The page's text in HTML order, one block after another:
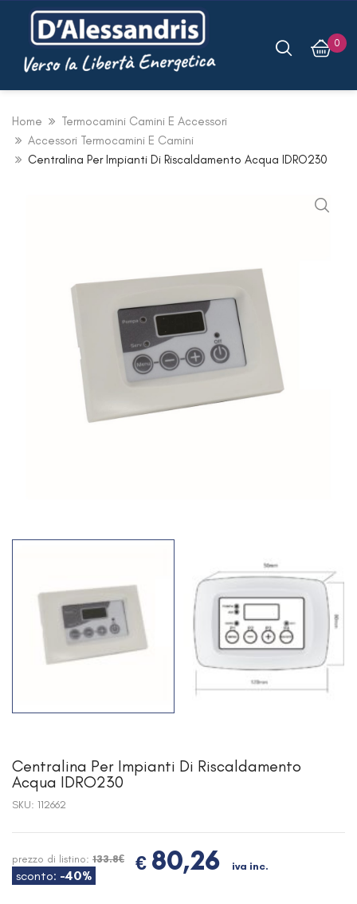
0
Home
Termocamini Camini E Accessori
Accessori Termocamini E Camini
Centralina Per Impianti Di Riscaldamento Acqua IDRO230
Centralina Per Impianti Di Riscaldamento
Acqua IDRO230
SKU: 112662
prezzo di listino: 133.8€
sconto: -40%
€ 80,26 iva inc.